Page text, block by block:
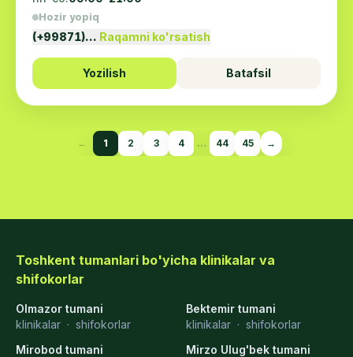
Hozir yopiq
(+99871)… Raqamni ko'rsatish
Yozilish Batafsil
← 1 2 3 4 … 44 45 →
Toshkent tumanlari bo'yicha klinikalar va
shifokorlar
Olmazor tumani
klinikalar · shifokorlar
Bektemir tumani
klinikalar · shifokorlar
Mirobod tumani
Mirzo Ulug'bek tumani